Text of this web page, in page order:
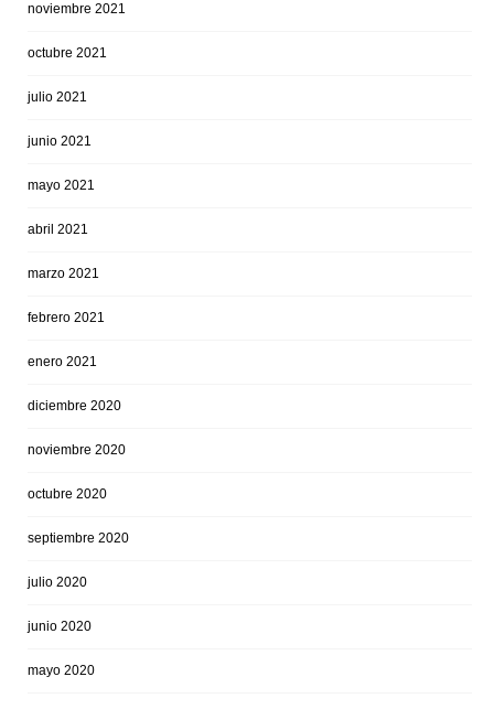
noviembre 2021
octubre 2021
julio 2021
junio 2021
mayo 2021
abril 2021
marzo 2021
febrero 2021
enero 2021
diciembre 2020
noviembre 2020
octubre 2020
septiembre 2020
julio 2020
junio 2020
mayo 2020